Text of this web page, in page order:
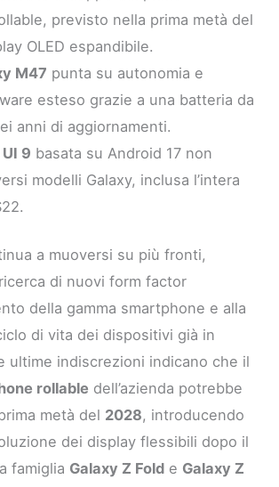
previsto nella prima metà del
OLED espandibile.
M47 punta su autonomia e
esteso grazie a una batteria da
anni di aggiornamenti.
9 basata su Android 17 non
modelli Galaxy, inclusa l’intera
a muoversi su più fronti,
di nuovi form factor
della gamma smartphone e alla
di vita dei dispositivi già in
ultime indiscrezioni indicano che il
rollable dell’azienda potrebbe
metà del 2028, introducendo
dei display flessibili dopo il
famiglia Galaxy Z Fold e Galaxy Z